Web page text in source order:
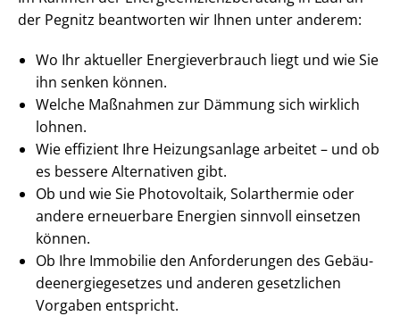
der Pegnitz beantworten wir Ihnen unter anderem:
Wo Ihr aktueller En­er­gie­ver­brauch liegt und wie Sie
ihn senken können.
Welche Maßnahmen zur Dämmung sich wirklich
lohnen.
Wie effizient Ihre Heizungsanlage arbeitet – und ob
es bessere Alternativen gibt.
Ob und wie Sie Photovoltaik, Solarthermie oder
andere erneuerbare Energien sinnvoll einsetzen
können.
Ob Ihre Immobilie den Anforderungen des Ge­bäu­
de­en­er­gie­ge­set­zes und anderen gesetzlichen
Vorgaben entspricht.